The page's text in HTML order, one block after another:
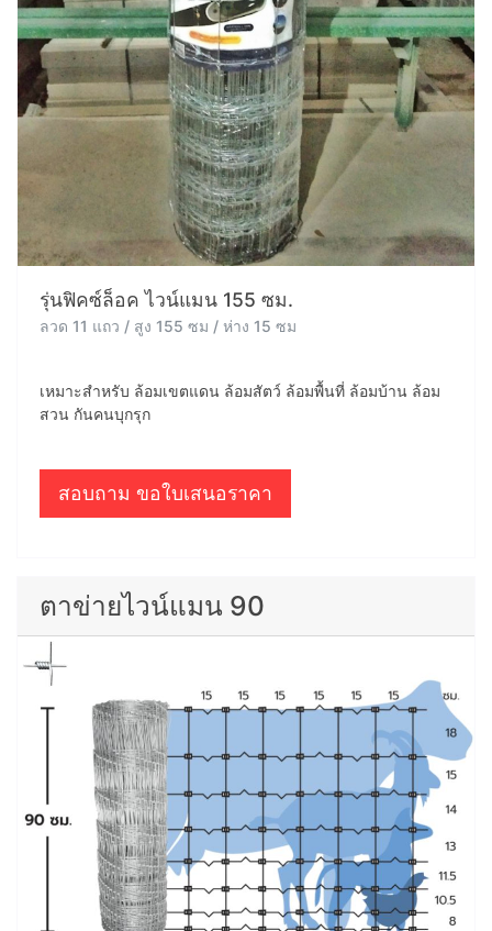
รุ่นฟิคซ์ล็อค ไวน์แมน 155 ซม.
ลวด 11 แถว / สูง 155 ซม / ห่าง 15 ซม
เหมาะสำหรับ ล้อมเขตแดน ล้อมสัตว์ ล้อมพื้นที่ ล้อมบ้าน ล้อม
สวน กันคนบุกรุก
สอบถาม ขอใบเสนอราคา
ตาข่ายไวน์แมน 90